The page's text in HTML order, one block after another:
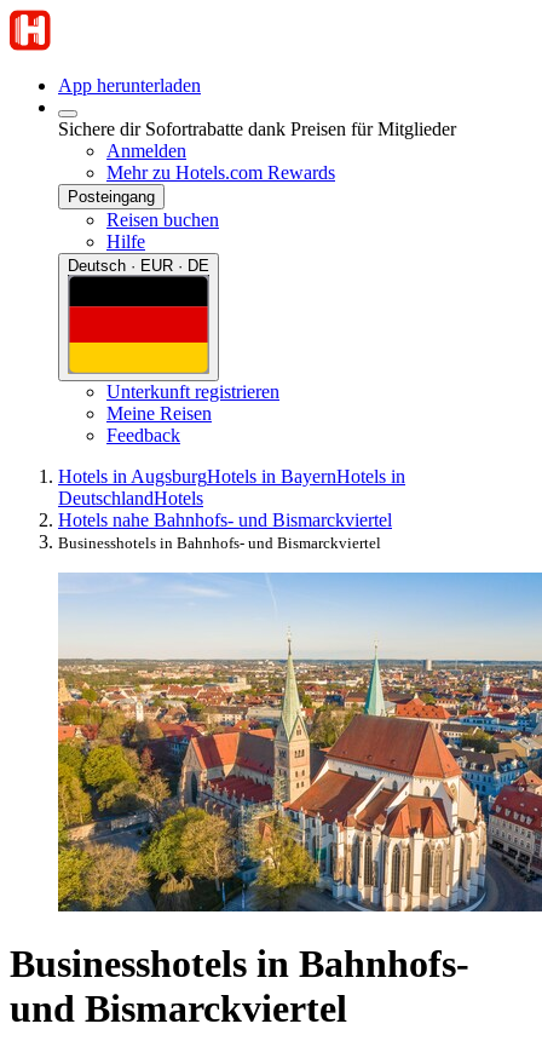
App herunterladen
Sichere dir Sofortrabatte dank Preisen für Mitglieder
Anmelden
Mehr zu Hotels.com Rewards
Posteingang
Reisen buchen
Hilfe
Deutsch · EUR · DE
Unterkunft registrieren
Meine Reisen
Feedback
Hotels in AugsburgHotels in BayernHotels in
DeutschlandHotels
Hotels nahe Bahnhofs- und Bismarckviertel
Businesshotels in Bahnhofs- und Bismarckviertel
Businesshotels in Bahnhofs-
und Bismarckviertel